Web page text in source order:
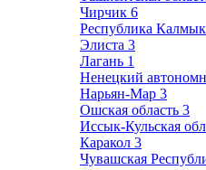
Чирчик 6
Республика
Элиста 3
Лагань 1
Ненецкий
Нарьян-Мар 3
Ошская область 3
Иссык-Кульская
Каракол 3
Чувашская